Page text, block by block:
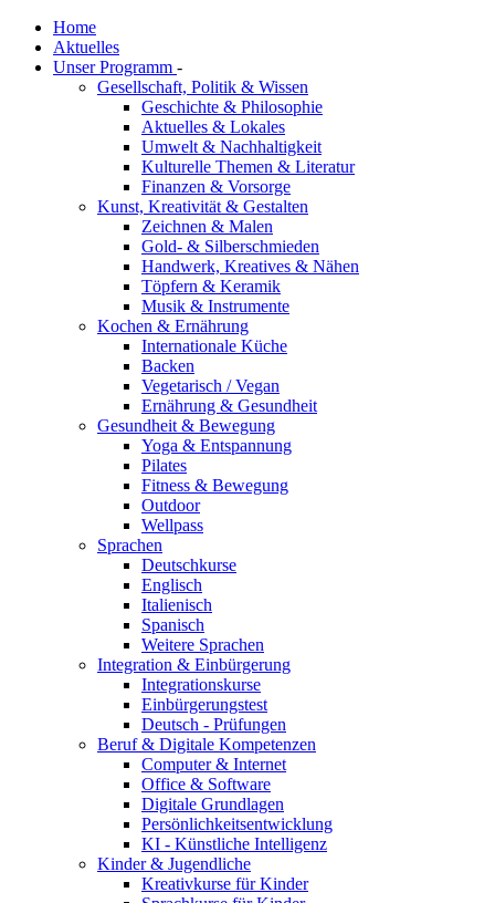
Home
Aktuelles
Unser Programm -
Gesellschaft, Politik & Wissen
Geschichte & Philosophie
Aktuelles & Lokales
Umwelt & Nachhaltigkeit
Kulturelle Themen & Literatur
Finanzen & Vorsorge
Kunst, Kreativität & Gestalten
Zeichnen & Malen
Gold- & Silberschmieden
Handwerk, Kreatives & Nähen
Töpfern & Keramik
Musik & Instrumente
Kochen & Ernährung
Internationale Küche
Backen
Vegetarisch / Vegan
Ernährung & Gesundheit
Gesundheit & Bewegung
Yoga & Entspannung
Pilates
Fitness & Bewegung
Outdoor
Wellpass
Sprachen
Deutschkurse
Englisch
Italienisch
Spanisch
Weitere Sprachen
Integration & Einbürgerung
Integrationskurse
Einbürgerungstest
Deutsch - Prüfungen
Beruf & Digitale Kompetenzen
Computer & Internet
Office & Software
Digitale Grundlagen
Persönlichkeitsentwicklung
KI - Künstliche Intelligenz
Kinder & Jugendliche
Kreativkurse für Kinder